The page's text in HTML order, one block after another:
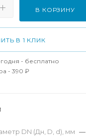
В КОРЗИНУ
В 1 КЛИК
- бесплатно
- 390 ₽
DN (Дн, D, d), мм —